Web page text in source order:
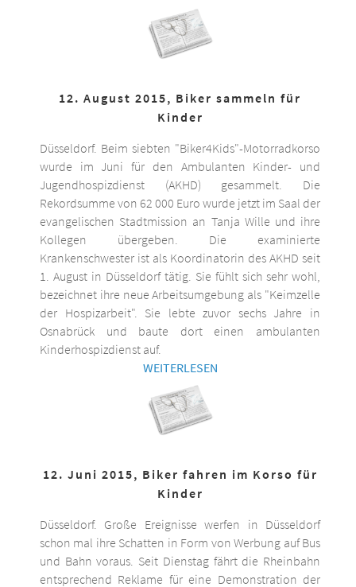
12. August 2015, Biker sammeln für
Kinder
Düsseldorf. Beim siebten "Biker4Kids"-Motorradkorso
wurde im Juni für den Ambulanten Kinder- und
Jugendhospizdienst (AKHD) gesammelt. Die
Rekordsumme von 62 000 Euro wurde jetzt im Saal der
evangelischen Stadtmission an Tanja Wille und ihre
Kollegen übergeben. Die examinierte
Krankenschwester ist als Koordinatorin des AKHD seit
1. August in Düsseldorf tätig. Sie fühlt sich sehr wohl,
bezeichnet ihre neue Arbeitsumgebung als "Keimzelle
der Hospizarbeit". Sie lebte zuvor sechs Jahre in
Osnabrück und baute dort einen ambulanten
Kinderhospizdienst auf.
WEITERLESEN
12. Juni 2015, Biker fahren im Korso für
Kinder
Düsseldorf. Große Ereignisse werfen in Düsseldorf
schon mal ihre Schatten in Form von Werbung auf Bus
und Bahn voraus. Seit Dienstag fährt die Rheinbahn
entsprechend Reklame für eine Demonstration der